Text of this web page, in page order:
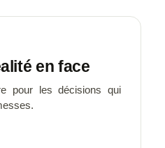
en face
pour les décisions qui